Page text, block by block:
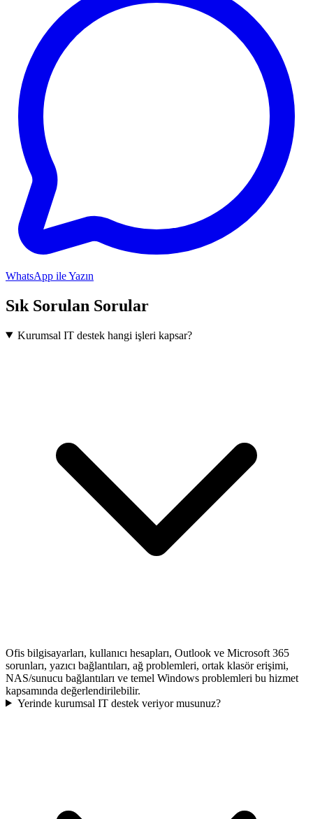
WhatsApp ile Yazın
Sık Sorulan Sorular
Kurumsal IT destek hangi işleri kapsar?
Ofis bilgisayarları, kullanıcı hesapları, Outlook ve Microsoft 365
sorunları, yazıcı bağlantıları, ağ problemleri, ortak klasör erişimi,
NAS/sunucu bağlantıları ve temel Windows problemleri bu hizmet
kapsamında değerlendirilebilir.
Yerinde kurumsal IT destek veriyor musunuz?